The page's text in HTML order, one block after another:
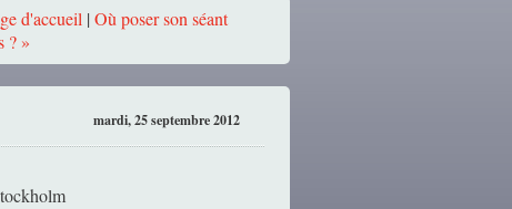
d'accueil | Où poser son séant
? »
mardi, 25 septembre 2012